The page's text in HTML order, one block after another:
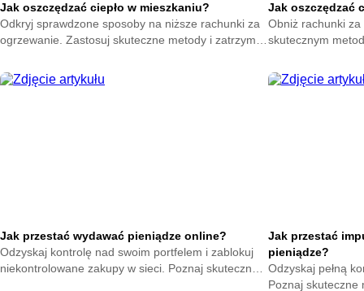
Jak oszczędzać ciepło w mieszkaniu?
Odkryj sprawdzone sposoby na niższe rachunki za
ogrzewanie. Zastosuj skuteczne metody i zatrzymaj
Jak oszczędzać
Obniż rachunki
skutecznym
oszczędzać już
Jak przestać wydawać pieniądze online?
Odzyskaj kontrolę nad swoim portfelem i zablokuj
niekontrolowane zakupy w sieci. Poznaj skuteczne
Jak przestać
pieniądze?
Odzyskaj pełną
Poznaj skuteczne